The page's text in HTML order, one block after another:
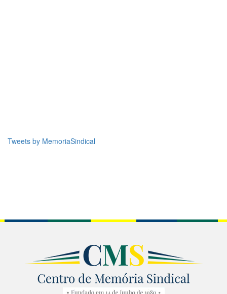
Tweets by MemoriaSindical